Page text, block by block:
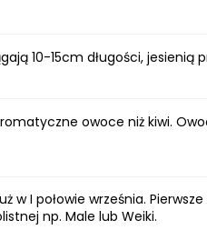
10-15cm długości, jesienią
owoce niż kiwi.
w I połowie września.
np. Male lub Weiki.